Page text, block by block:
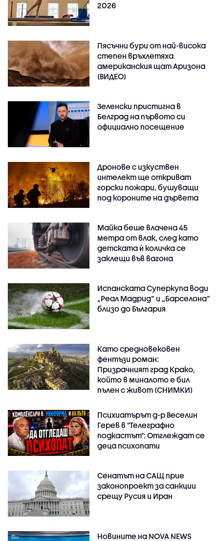
2026
Пясъчни бури от най-висока
степен връхлетяха
американския щат Аризона
(ВИДЕО)
Зеленски пристигна в
Белград на първото си
официално посещение
Дронове с изкуствен
интелект ще откриват
горски пожари, бушуващи
под короните на дървета
Майка беше влачена 45
метра от влак, след като
детската ѝ количка се
заклещи във вагона
Испанската Суперкупа води
„Реал Мадрид“ и „Барселона“
близо до България
Като средновековен
фентъзи роман:
Призрачният град Крако,
който в миналото е бил
пълен с живот (СНИМКИ)
Психиатърът д-р Веселин
Герев в "Телеграфно
подкастът": Отглеждат се
деца психопати
Сенатът на САЩ прие
законопроект за санкции
срещу Русия и Иран
Новините на NOVA NEWS